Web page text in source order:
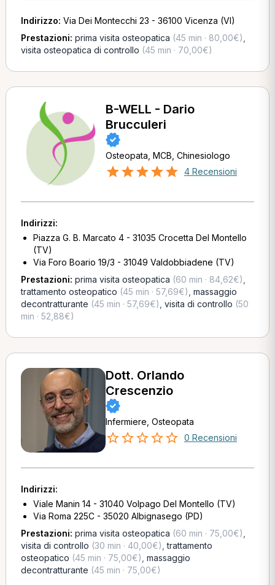
Indirizzo: Via Dei Montecchi 23 - 36100 Vicenza (VI)
Prestazioni: prima visita osteopatica (45 min · 80,00€)
visita osteopatica di controllo (45 min · 70,00€)
B-WELL - Dario
Brucculeri
Osteopata, MCB, Chinesiologo
4 Recensioni
Indirizzi:
Piazza G. B. Marcato 4 - 31035 Crocetta Del Montello
(TV)
Via Foro Boario 19/3 - 31049 Valdobbiadene (TV)
Prestazioni: prima visita osteopatica (60 min · 84,62€)
trattamento osteopatico (45 min · 57,69€) massaggio
decontratturante (45 min · 57,69€) visita di controllo (50
min · 52,88€)
Dott. Orlando
Crescenzio
Infermiere, Osteopata
0 Recensioni
Indirizzi:
Viale Manin 14 - 31040 Volpago Del Montello (TV)
Via Roma 225C - 35020 Albignasego (PD)
Prestazioni: prima visita osteopatica (60 min · 75,00€)
visita di controllo (30 min · 40,00€) ,trattamento
osteopatico (45 min · 75,00€) massaggio
decontratturante (45 min · 75,00€)